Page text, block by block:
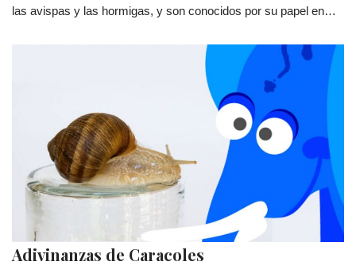
las avispas y las hormigas, y son conocidos por su papel en…
Adivinanzas de Caracoles